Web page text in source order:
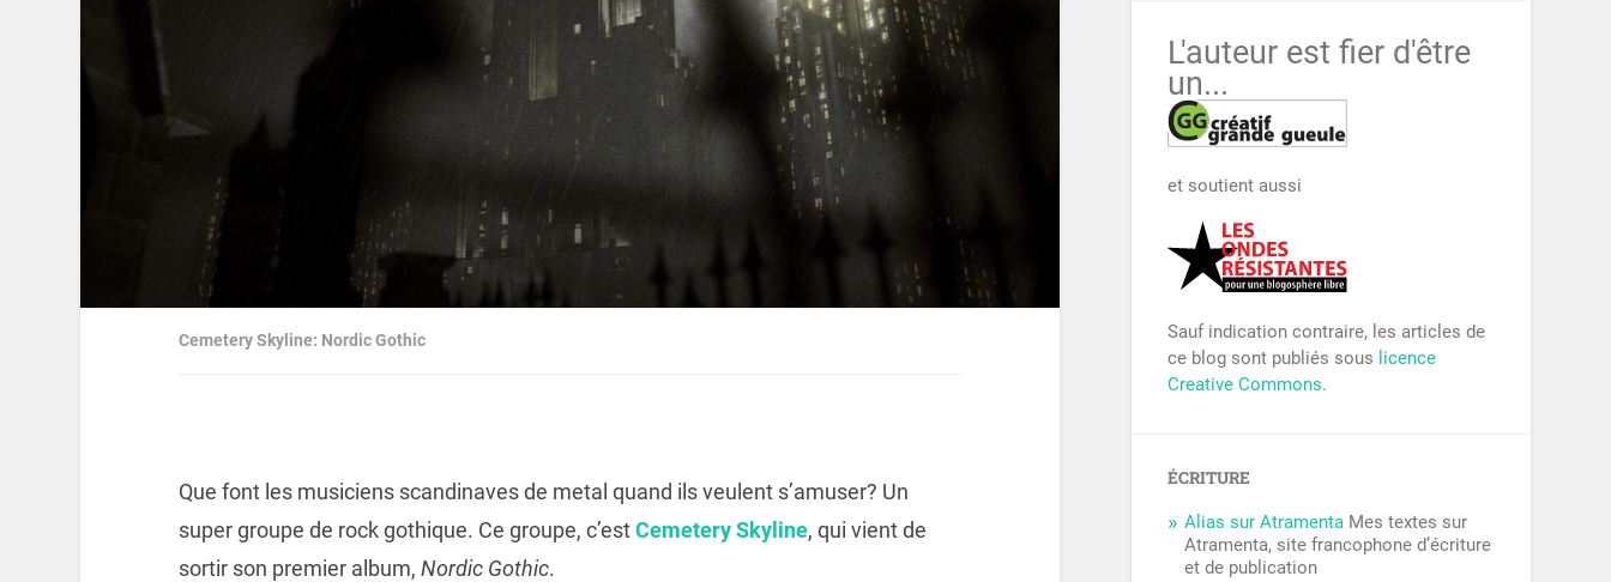
Cemetery Skyline: Nordic Gothic
Que font les musiciens scandinaves de metal quand ils veulent s’amuser? Un
super groupe de rock gothique. Ce groupe, c’estCemetery Skyline, qui vient de
sortir son premier album, Nordic Gothic.
L'auteur est fier d'être
un...
et soutient aussi
Sauf indication contraire, les articles de
ce blog sont publiés sous licence
Creative Commons.
ÉCRITURE
Alias sur Atramenta Mes textes sur
Atramenta, site francophone d’écriture
et de publication